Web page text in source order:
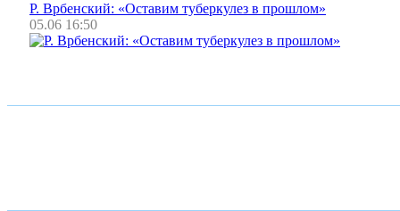
Р. Врбенский: «Оставим туберкулез в прошлом»
05.06 16:50